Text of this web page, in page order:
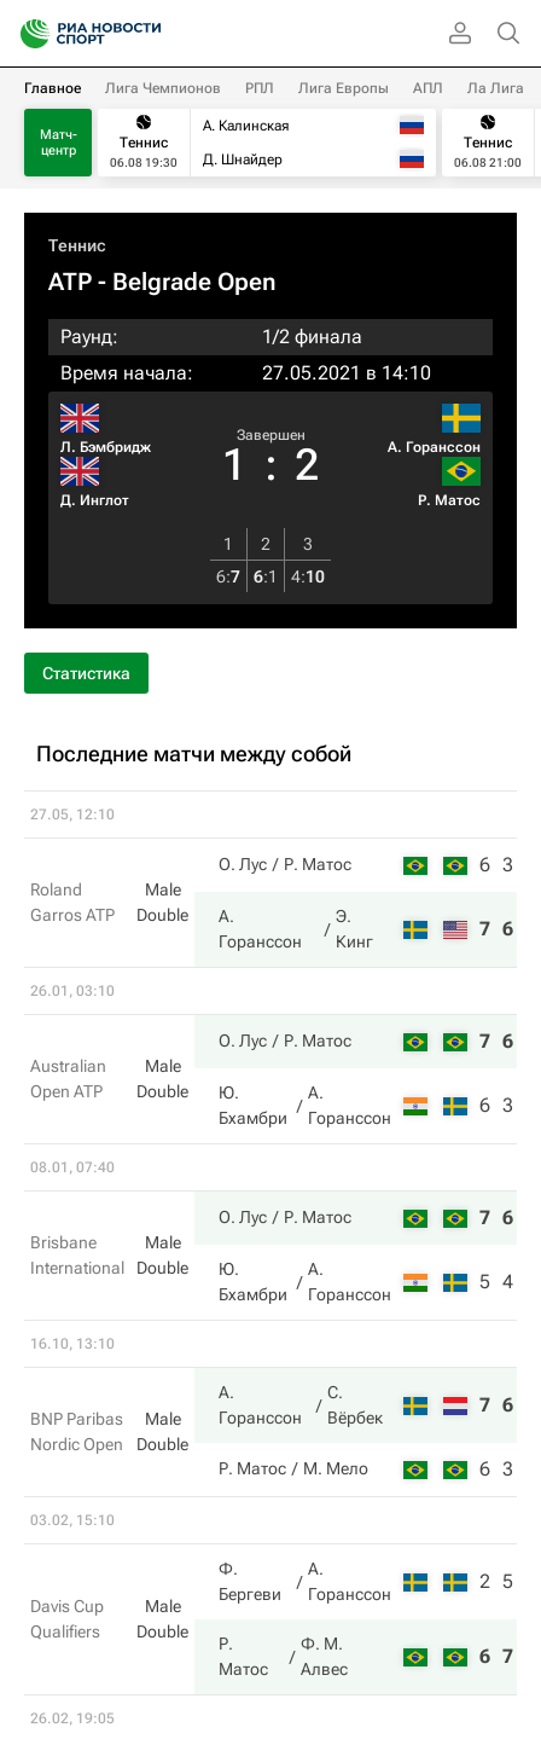
Главное Лига Чемпионов РПЛ Лига Европы АПЛ Ла Лига
Матч-
центр
Теннис
06.08 19:30
А. Калинская
Д. Шнайдер
Теннис
06.08 21:00
Теннис
ATP - Belgrade Open
Раунд:
1/2 финала
Время начала:
27.05.2021 в 14:10
Л. Бэмбридж
Д. Инглот
Завершен
1 : 2 А. Горанссон
Р. Матос
1 2
3
6:7 6:1 4:10
Статистика
Последние матчи между собой
27.05, 12:10
Roland
Garros ATP
Male
Double
О. Лус Р. Матос 6 3
А.
Горанссон
Э.
Кинг
7 6
26.01, 03:10
Australian
Open ATP
Male
Double
О. Лус Р. Матос 7 6
Ю.
Бхамбри
А.
Горанссон
6 3
08.01, 07:40
Brisbane
International
Male
Double
О. Лус Р. Матос 7 6
Ю.
Бхамбри
А.
Горанссон
5 4
16.10, 13:10
BNP Paribas
Nordic Open
Male
Double
А.
Горанссон
С.
Вёрбек
7 6
Р. Матос М. Мело 6 3
03.02, 15:10
Davis Cup
Qualifiers
Male
Double
Ф.
Бергеви
А.
Горанссон
2 5
Р.
Матос
Ф. М.
Алвес
6 7
26.02, 19:05